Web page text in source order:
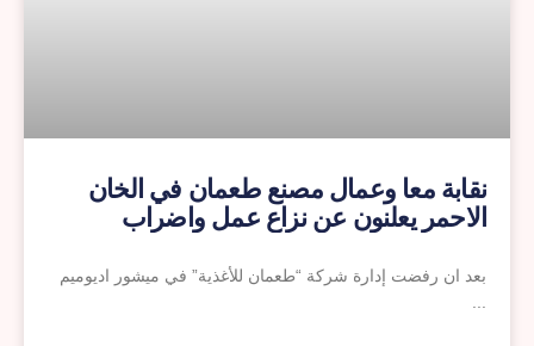
نقابة معا وعمال مصنع طعمان في الخان
الاحمر يعلنون عن نزاع عمل واضراب
بعد ان رفضت إدارة شركة “طعمان للأغذية” في ميشور اديوميم